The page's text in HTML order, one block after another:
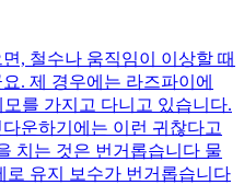
, 철수나 움직임이 이상할 때
. 제 경우에는 라즈파이에
를 가지고 다니고 있습니다.
운하기에는 이런 귀찮다고
치는 것은 번거롭습니다 물
로 유지 보수가 번거롭습니다